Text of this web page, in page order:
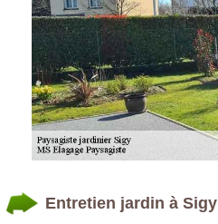
Entretien jardin à Sigy